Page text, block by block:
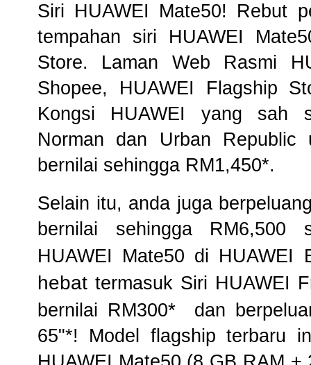
Siri HUAWEI Mate50! Rebut
tempahan siri HUAWEI
Store. Laman Web Rasmi
Shopee, HUAWEI Flagship
Kongsi HUAWEI yang sah
Norman dan Urban Republic
bernilai sehingga RM1,450*.
Selain itu, anda juga
bernilai sehingga RM6,500
HUAWEI Mate50 di HUAWEI
hebattermasuk Siri HUAWEI
bernilai RM300*
dan
65"*! Model flagship terbaru